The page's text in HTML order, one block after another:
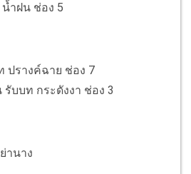
ำฝน ช่อง 5
ปรางค์ฉาย ช่อง 7
รับบท กระดังงา ช่อง 3
านาง